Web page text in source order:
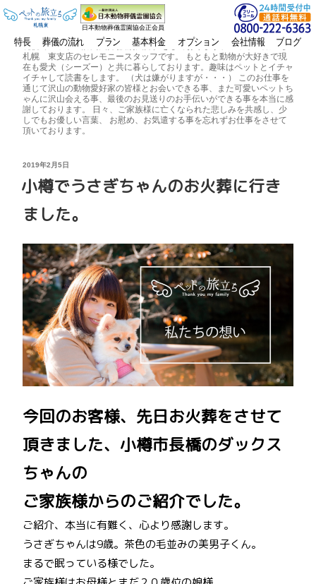
日本動物葬儀霊園協会正会員
特長 葬儀の流れ プラン 基本料金 オプション 会社情報 ブログ
投稿者: ペットの旅立ち
札幌でペットの訪問火葬(個別火葬）をしております、ペットの旅立ち
札幌 東支店のセレモニースタッフです。 もともと動物が大好きで現
在も愛犬（シーズー）と共に暮らしております。趣味はペットとイチャ
イチャして読書をします。 （犬は嫌がりますが・・・） このお仕事を
通じて沢山の動物愛好家の皆様とお会いできる事、また可愛いペットち
ゃんに沢山会える事、最後のお見送りのお手伝いができる事を本当に感
謝しております。 日々、ご家族様に亡くなられた悲しみを共感し、少
しでもお優しい言葉、 お慰め、お気遣する事を忘れずお仕事をさせて
頂いております。
投
日:
2019年2月5日
小樽でうさぎちゃんのお火葬に行き
ました。
今回のお客様、先日お火葬をさせて
頂きました、小樽市長橋のダックス
ちゃんの
ご家族様からのご紹介でした。
ご紹介、本当に有難く、心より感謝します。
うさぎちゃんは9歳。茶色の毛並みの美男子くん。
まるで眠っている様でした。